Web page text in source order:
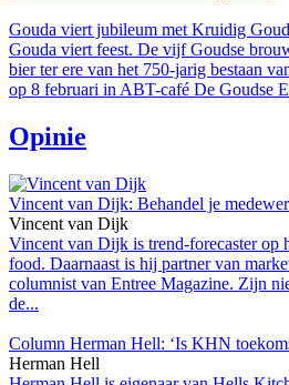
Gouda viert jubileum met Kruidig
Gouda viert feest. De vijf Goudse
bier ter ere van het 750-jarig bestaan
op 8 februari in ABT-café De Goudse
Opinie
Vincent van Dijk: Behandel je
Vincent van Dijk
Vincent van Dijk is trend-forecaster op
food. Daarnaast is hij partner van
columnist van Entree Magazine. Zijn
de...
Column Herman Hell: ‘Is KHN
Herman Hell